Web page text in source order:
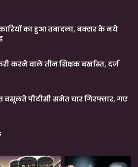
का हुआ तबादला, बक्सर के नये
करने वाले तीन शिक्षक बर्खास्त, दर्ज
वसूलते पीटीसी समेत चार गिरफ्तार, गए